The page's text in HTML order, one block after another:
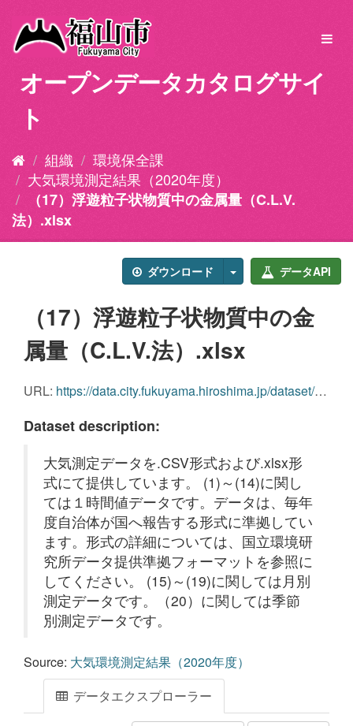
オープンデータカタログサイ
ト
組織
環境保全課
大気環境測定結果（2020年度）
（17）浮遊粒子状物質中の金属量（C.L.V.
法）.xlsx
ダウンロード データAPI
（17）浮遊粒子状物質中の金
属量（C.L.V.法）.xlsx
URL: https://data.city.fukuyama.hiroshima.jp/dataset/8cd6128a-7dc8-496c-b2eb-0fdcd7569720/resource/e22f754a-7f6e-4ad5-b8d3-e1e19c503a8c/download/clv-.xlsx
Dataset description:
大気測定データを.CSV形式および.xlsx形
式にて提供しています。 (1)～(14)に関し
ては１時間値データです。データは、毎年
度自治体が国へ報告する形式に準拠してい
ます。形式の詳細については、国立環境研
究所データ提供準拠フォーマットを参照に
してください。 (15)～(19)に関しては月別
測定データです。（20）に関しては季節
別測定データです。
Source: 大気環境測定結果（2020年度）
データエクスプローラー